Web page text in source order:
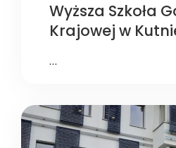
Wyższa Szkoła
Krajowej w
…